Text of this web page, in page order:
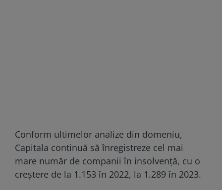
Conform ultimelor analize din domeniu,
Capitala continuă să înregistreze cel mai
mare număr de companii în insolvenţă, cu o
creştere de la 1.153 în 2022, la 1.289 în 2023.